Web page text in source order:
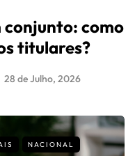
como
titulares?
28 de Julho, 2026
NACIONAL